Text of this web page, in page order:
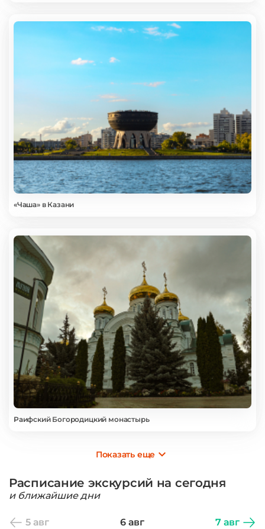
«Чаша» в Казани
Раифский Богородицкий монастырь
Показать еще
Расписание экскурсий на сегодня
и ближайшие дни
5 авг 6 авг 7 авг